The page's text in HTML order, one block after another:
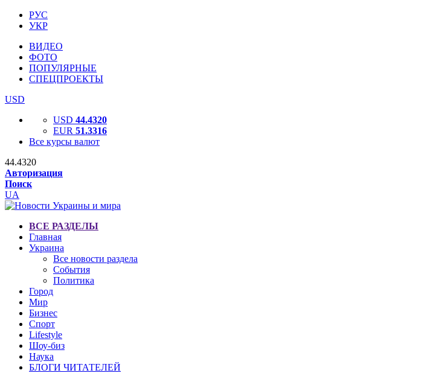
РУС
УКР
ВИДЕО
ФОТО
ПОПУЛЯРНЫЕ
СПЕЦПРОЕКТЫ
USD
USD 44.4320
EUR 51.3316
Все курсы валют
44.4320
Авторизация
Поиск
UA
ВСЕ РАЗДЕЛЫ
Главная
Украина
Все новости раздела
События
Политика
Город
Мир
Бизнес
Спорт
Lifestyle
Шоу-биз
Наука
БЛОГИ ЧИТАТЕЛЕЙ